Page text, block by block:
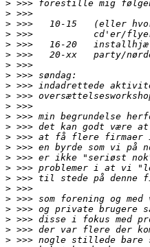
>
>
>
>
>
>
>
>
>
>
>
>
>
>
>
>
>
>
>
>
>
>
>
>